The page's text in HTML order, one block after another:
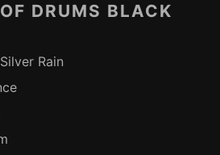
DRUMS BLACK
Rain